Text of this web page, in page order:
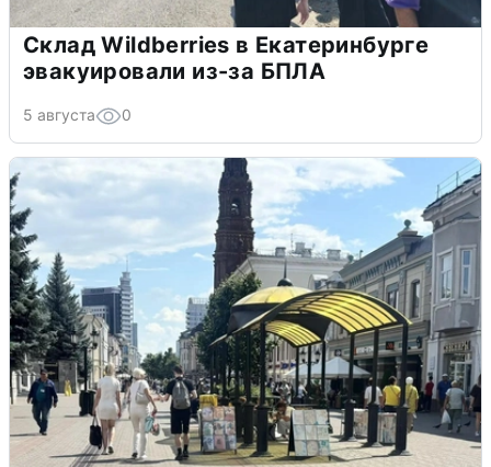
Склад Wildberries в Екатеринбурге
эвакуировали из-за БПЛА
5 августа 0